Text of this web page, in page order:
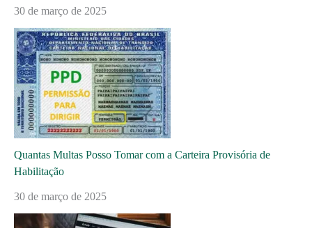
30 de março de 2025
Quantas Multas Posso Tomar com a Carteira Provisória de
Habilitação
30 de março de 2025